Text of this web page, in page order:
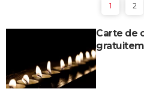
1 2
Carte de